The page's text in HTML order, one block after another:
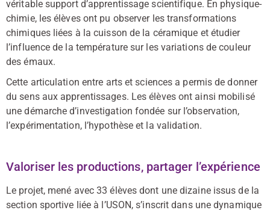
véritable support d’apprentissage scientifique. En physique-
chimie, les élèves ont pu observer les transformations
chimiques liées à la cuisson de la céramique et étudier
l’influence de la température sur les variations de couleur
des émaux.
Cette articulation entre arts et sciences a permis de donner
du sens aux apprentissages. Les élèves ont ainsi mobilisé
une démarche d’investigation fondée sur l’observation,
l’expérimentation, l’hypothèse et la validation.
Valoriser les productions, partager l’expérience
Le projet, mené avec 33 élèves dont une dizaine issus de la
section sportive liée à l’USON, s’inscrit dans une dynamique